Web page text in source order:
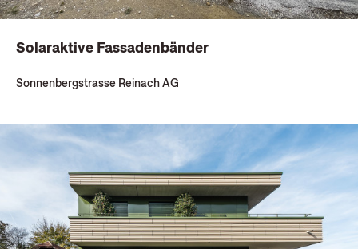
Solaraktive Fassadenbänder
Sonnenbergstrasse Reinach AG